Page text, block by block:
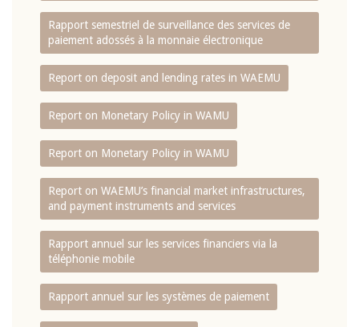
Rapport semestriel de surveillance des services de
paiement adossés à la monnaie électronique
Report on deposit and lending rates in WAEMU
Report on Monetary Policy in WAMU
Report on Monetary Policy in WAMU
Report on WAEMU’s financial market infrastructures,
and payment instruments and services
Rapport annuel sur les services financiers via la
téléphonie mobile
Rapport annuel sur les systèmes de paiement